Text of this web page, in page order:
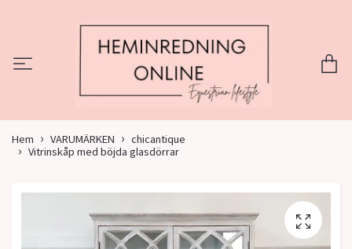
Hem VARUMÄRKEN
chicantique
Vitrinskåp med böjda glasdörrar